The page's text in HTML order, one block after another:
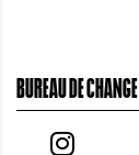
BUREAU DE CHANGE